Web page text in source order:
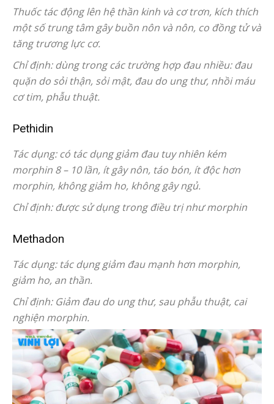
Thuốc tác động lên hệ thần kinh và cơ trơn, kích thích
một số trung tâm gây buồn nôn và nôn, co đồng tử và
tăng trương lực cơ.
Chỉ định: dùng trong các trường hợp đau nhiều: đau
quặn do sỏi thận, sỏi mật, đau do ung thư, nhồi máu
cơ tim, phẫu thuật.
Pethidin
Tác dụng: có tác dụng giảm đau tuy nhiên kém
morphin 8 – 10 lần, ít gây nôn, táo bón, ít độc hơn
morphin, không giảm ho, không gây ngủ.
Chỉ định: được sử dụng trong điều trị như morphin
Methadon
Tác dụng: tác dụng giảm đau mạnh hơn morphin,
giảm ho, an thần.
Chỉ định: Giảm đau do ung thư, sau phẫu thuật, cai
nghiện morphin.